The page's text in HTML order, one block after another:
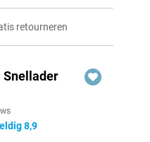
retourneren
Snellader
8,9